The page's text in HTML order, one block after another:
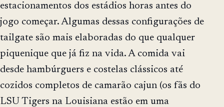
estacionamentos dos estádios horas antes do
jogo começar. Algumas dessas configurações de
tailgate são mais elaboradas do que qualquer
piquenique que já fiz na vida. A comida vai
desde hambúrguers e costelas clássicos até
cozidos completos de camarão cajun (os fãs do
LSU Tigers na Louisiana estão em uma